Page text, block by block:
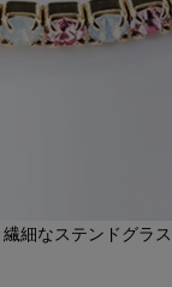
細なステンドグラス